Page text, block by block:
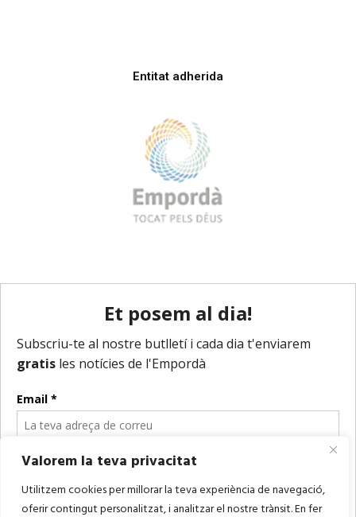
Valorem la teva privacitat
Utilitzem cookies per millorar la teva experiència de navegació,
oferir contingut personalitzat, i analitzar el nostre trànsit. En fer
Entitat adherida